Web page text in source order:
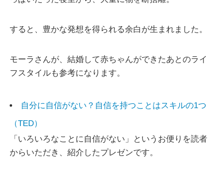
すると、豊かな発想を得られる余白が生まれました。
モーラさんが、結婚して赤ちゃんができたあとのライ
フスタイルも参考になります。
自分に自信がない？自信を持つことはスキルの1つ
（TED）
「いろいろなことに自信がない」というお便りを読者
からいただき、紹介したプレゼンです。